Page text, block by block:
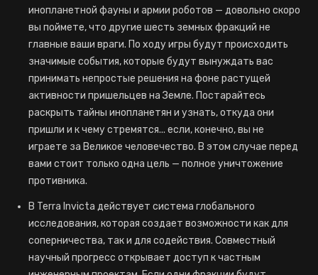
инопланетной фауны и армии роботов — довольно скоро
вы поймете, что другие шесть земных фракций не
главные ваши враги. По ходу игры будут происходить
значимые события, которые будут вынуждать вас
принимать непростые решения на фоне растущей
активности пришельцев на Земле. Постарайтесь
раскрыть тайны инопланетян и узнать, откуда они
пришли и к чему стремятся... если, конечно, вы не
играете за Великое человечество. В этом случае перед
вами стоит только одна цель — полное уничтожение
противника.
В Terra Invicta действует система глобального
исследования, которая создает возможности как для
соперничества, так и для содействия. Совместный
научный прогресс открывает доступ к частным